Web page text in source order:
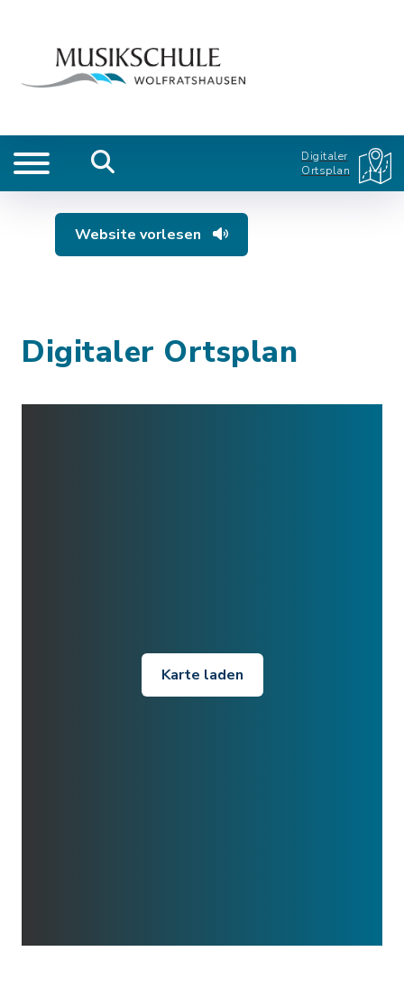
Digitaler
Ortsplan
Website vorlesen
Digitaler Ortsplan
Karte laden